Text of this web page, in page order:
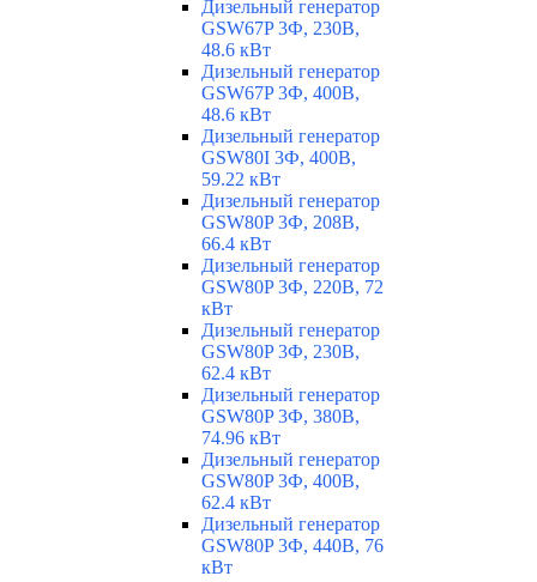
Дизельный генератор
GSW67P 3Ф, 230В,
48.6 кВт
Дизельный генератор
GSW67P 3Ф, 400В,
48.6 кВт
Дизельный генератор
GSW80I 3Ф, 400В,
59.22 кВт
Дизельный генератор
GSW80P 3Ф, 208В,
66.4 кВт
Дизельный генератор
GSW80P 3Ф, 220В, 72
кВт
Дизельный генератор
GSW80P 3Ф, 230В,
62.4 кВт
Дизельный генератор
GSW80P 3Ф, 380В,
74.96 кВт
Дизельный генератор
GSW80P 3Ф, 400В,
62.4 кВт
Дизельный генератор
GSW80P 3Ф, 440В, 76
кВт